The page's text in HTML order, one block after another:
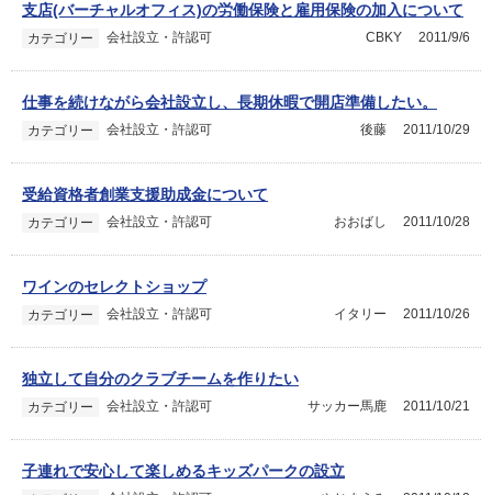
支店(バーチャルオフィス)の労働保険と雇用保険の加入について
カテゴリー 会社設立・許認可 2011/9/6
CBKY
仕事を続けながら会社設立し、長期休暇で開店準備したい。
カテゴリー 会社設立・許認可 2011/10/29
後藤
受給資格者創業支援助成金について
カテゴリー 会社設立・許認可 2011/10/28
おおばし
ワインのセレクトショップ
カテゴリー 会社設立・許認可 2011/10/26
イタリー
独立して自分のクラブチームを作りたい
カテゴリー 会社設立・許認可 2011/10/21
サッカー馬鹿
子連れで安心して楽しめるキッズパークの設立